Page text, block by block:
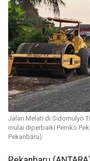
Jalan Melati di Sidomulyo
mulai diperbaiki Pemko
Pekanbaru)